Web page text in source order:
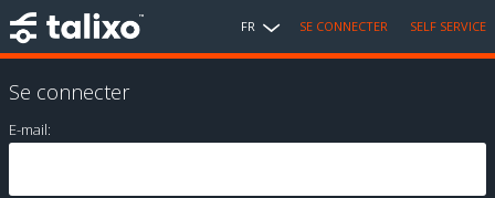
FR SE CONNECTER SELF SERVICE
Se connecter
E-mail: